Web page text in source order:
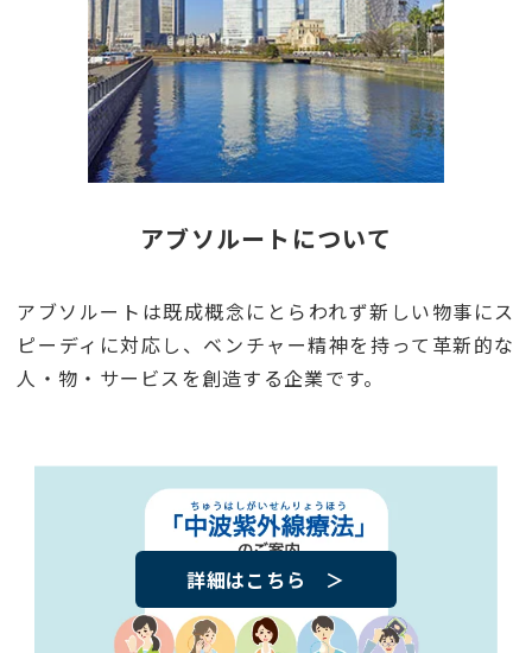
アブソルートについて
アブソルートは既成概念にとらわれず新しい物事にス
ピーディに対応し、ベンチャー精神を持って革新的な
人・物・サービスを創造する企業です。
詳細はこちら ＞